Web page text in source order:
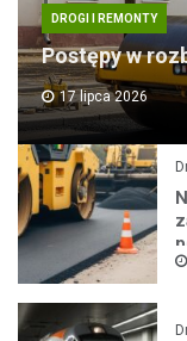
DROGI I REMONTY
Postępy w
17 lipca 2026